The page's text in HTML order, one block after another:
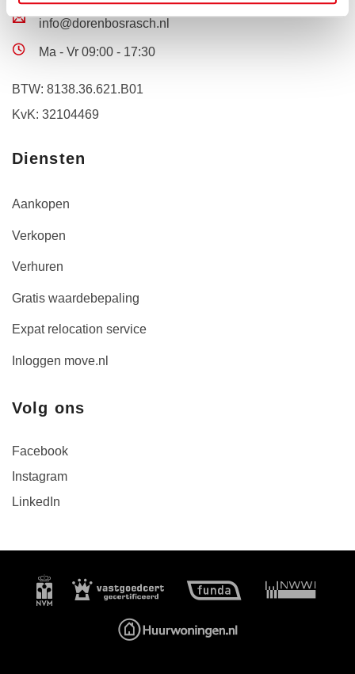
info@dorenbosrasch.nl
Ma - Vr 09:00 - 17:30
BTW: 8138.36.621.B01
KvK: 32104469
Diensten
Aankopen
Verkopen
Verhuren
Gratis waardebepaling
Expat relocation service
Inloggen move.nl
Volg ons
Facebook
Instagram
LinkedIn